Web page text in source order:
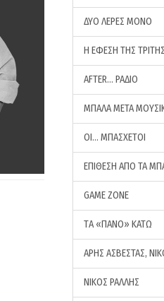
ΔΥΟ ΛΕΡΕΣ ΜΟΝΟ
Η ΕΦΕΣΗ ΤΗΣ ΤΡΙΤΗΣ
AFTER… ΡΑΔΙΟ
ΜΠΑΛΑ ΜΕΤΑ
ΟΙ… ΜΠΑΣΧΕΤΟΙ
ΕΠΙΘΕΣΗ ΑΠΟ ΤΑ
GAME ZONE
ΤA «ΠΑΝΟ» ΚΑΤΩ
ΑΡΗΣ ΑΣΒΕΣΤΑΣ,
ΝΙΚΟΣ ΡΑΛΛΗΣ